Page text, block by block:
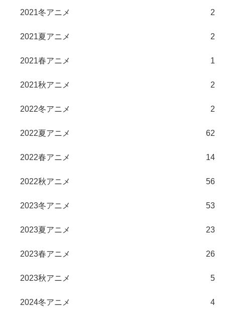
2021冬アニメ 2
2021夏アニメ 2
2021春アニメ 1
2021秋アニメ 2
2022冬アニメ 2
2022夏アニメ 62
2022春アニメ 14
2022秋アニメ 56
2023冬アニメ 53
2023夏アニメ 23
2023春アニメ 26
2023秋アニメ 5
2024冬アニメ 4